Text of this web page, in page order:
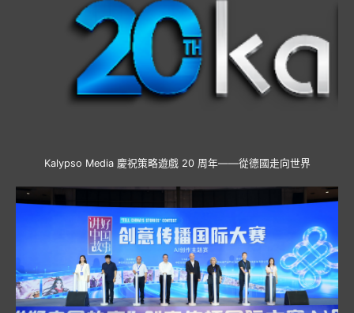
Kalypso Media 慶祝策略遊戲 20 周年——從德國走向世界